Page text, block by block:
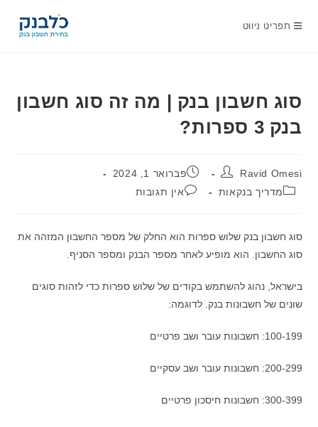
תפריט ניווט
סוג חשבון בנק | מה זה סוג חשבון
בנק 3 ספרות?
מחבר:
Ravid Omesi פורסם:פברואר 1, 2024
קטגוריה:
מדריך בנקאות תגובות:אין תגובות
סוג חשבון בנק שלוש ספרות הוא החלק של מספר החשבון המזהה את
סוג החשבון. הוא מופיע לאחר מספר הבנק ומספר הסניף.
בישראל, נהוג להשתמש בקודים של שלוש ספרות כדי לזהות סוגים
שונים של חשבונות בנק. לדוגמה:
100-199: חשבונות עובר ושב פרטיים
200-299: חשבונות עובר ושב עסקיים
300-399: חשבונות חיסכון פרטיים